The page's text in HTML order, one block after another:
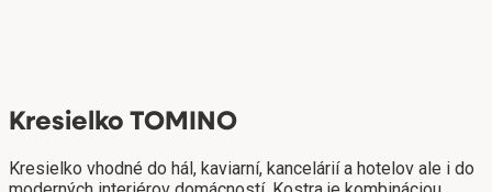
Kresielko TOMINO
Kresielko vhodné do hál, kaviarní, kancelárií a hotelov ale i do